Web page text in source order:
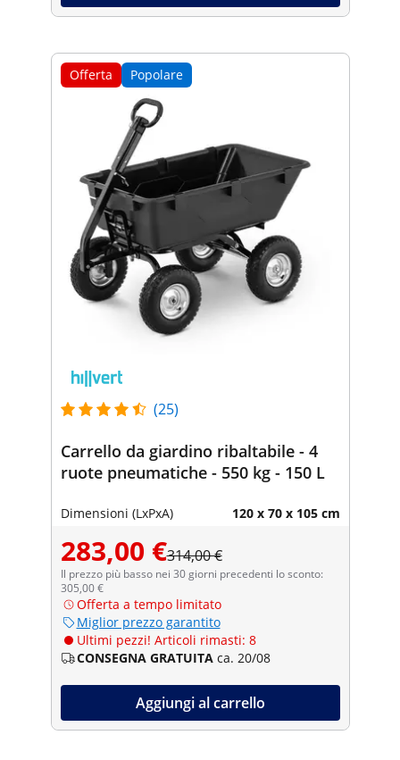
Offerta Popolare
(25)
Carrello da giardino ribaltabile - 4
ruote pneumatiche - 550 kg - 150 L
Dimensioni (LxPxA) 120 x 70 x 105 cm
283,00 €314,00 €
Il prezzo più basso nei 30 giorni precedenti lo sconto:
305,00 €
Offerta a tempo limitato
Miglior prezzo garantito
Ultimi pezzi! Articoli rimasti: 8
CONSEGNA GRATUITA ca. 20/08
Aggiungi al carrello